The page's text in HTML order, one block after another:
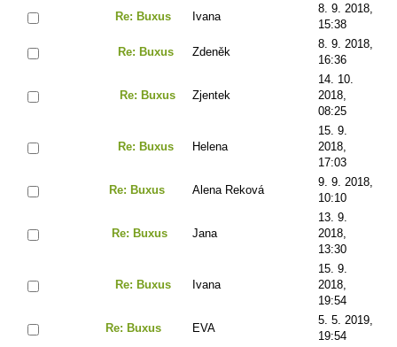
Re: Buxus Ivana
8. 9. 2018,
15:38
Re: Buxus Zdeněk
8. 9. 2018,
16:36
Re: Buxus Zjentek
14. 10.
2018,
08:25
Re: Buxus Helena
15. 9.
2018,
17:03
Re: Buxus Alena Reková
9. 9. 2018,
10:10
Re: Buxus Jana
13. 9.
2018,
13:30
Re: Buxus Ivana
15. 9.
2018,
19:54
Re: Buxus EVA
5. 5. 2019,
19:54